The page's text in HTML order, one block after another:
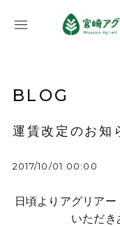
BLOG
運賃改定のお知
2017/10/01 00:00
日頃よりアグリア
いただき